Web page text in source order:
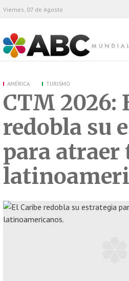
ABC Mundial
Viernes, 07 de Agosto
AMÉRICA TURISMO
CTM 2026:
redobla su
para atraer